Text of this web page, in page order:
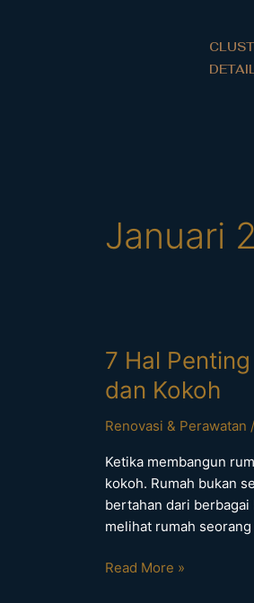
Januari
7 Hal
dan Kokoh
Renovasi & Perawatan /
Ketika membangun
kokoh. Rumah bukan
bertahan dari
melihat rumah
7
Penting
Agar
Bangunan
Rumah
2
Lantai
dan
Read More »